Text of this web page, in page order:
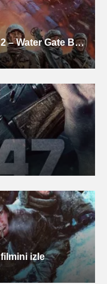
Changjin Gölü’ndeki Savaş 2 – Water Gate Bridge filmini izle
izle